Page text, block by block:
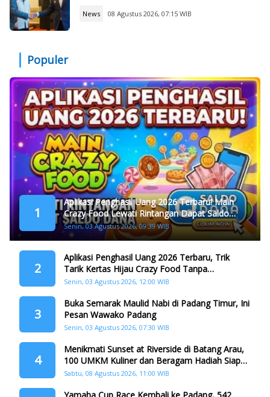
News 08 Agustus 2026, 07:15 WIB
Populer
1
Aplikasi Penghasil Uang 2026 Terbaru! Main
Crazy Food Lewati Rintangan Dapat Saldo
Dana
Senin, 03 Agustus 2026, 09:39 WIB
2
Aplikasi Penghasil Uang 2026 Terbaru, Trik
Tarik Kertas Hijau Crazy Food Tanpa
Penggandaan
Senin, 03 Agustus 2026, 12:00 WIB
3
Buka Semarak Maulid Nabi di Padang Timur, Ini
Pesan Wawako Padang
Senin, 03 Agustus 2026, 07:30 WIB
4
Menikmati Sunset at Riverside di Batang Arau,
100 UMKM Kuliner dan Beragam Hadiah Siap
Memanjakan Warga di Momen HJK Padang
Sabtu, 08 Agustus 2026, 11:00 WIB